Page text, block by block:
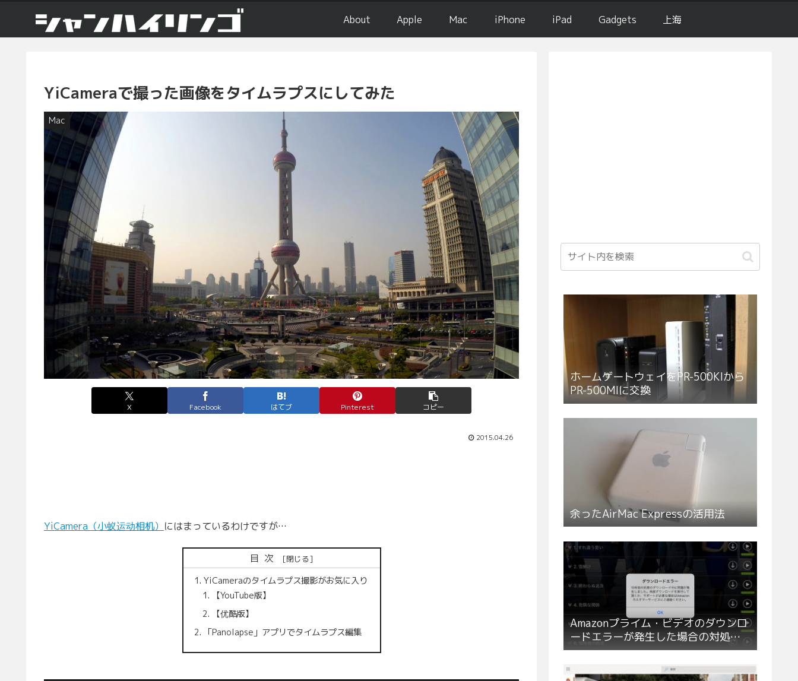
About Apple Mac iPhone iPad Gadgets 上海
YiCameraで撮った画像をタイムラプスにしてみた
Mac
X Facebook はてブ Pinterest コピー
2015.04.26
YiCamera（小蚁运动相机） にはまっているわけですが…
目次
YiCameraのタイムラプス撮影がお気に入り
【YouTube版】
【优酷版】
「Panolapse」アプリでタイムラプス編集
ホームゲートウェイをPR-500KIから
PR-500MIに交換
余ったAirMac Expressの活用法
Amazonプライム・ビデオのダウンロ
ードエラーが発生した場合の対処方
法